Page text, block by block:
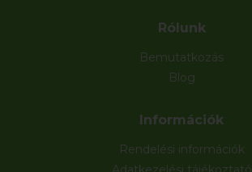
Rólunk
Bemutatkozás
Blog
Információk
Rendelési információk